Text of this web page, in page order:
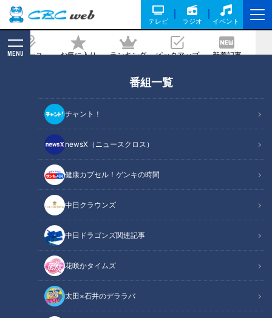
テレビ ラジオ イベント
ニュース お気に入り ランキング ピックアップ 新着記事
MENU
番組一覧
チャント！
newsX（ニュースクロス）
健康カプセル！ゲンキの時間
中日クラウンズ
中日ドラゴンズ関連記事
花咲かタイムズ
太田×石井のデララバ
は大丈夫だった？～定期配信型ドキュメ
ンタリー「ピエロと呼ばれた息子」第99
2023/05/17 19:00